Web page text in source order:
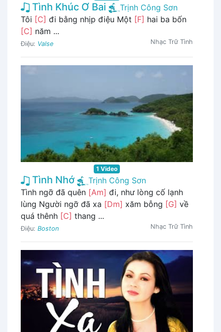
Tình Khúc Ơ Bai
Trịnh Công Sơn
Tôi [C] đi bằng nhịp điệu Một [F] hai ba bốn
[C] năm ...
Điệu: Valse Nhạc Trữ Tình
1 Video
Tình Nhớ
Trịnh Công Sơn
Tình ngỡ đã quên [Am] đi, như lòng cố lạnh
lùng Người ngỡ đã xa [Dm] xăm bỗng [G] về
quá thênh [C] thang ...
Điệu: Boston Nhạc Trữ Tình